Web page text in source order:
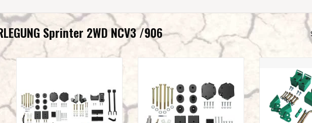
Sprinter 2WD NCV3 /906
für vorne und hinten
ZUM WARENKORB HINZUFÜGEN
Höherlegungssatz 5,1 cm (NCV3
/W906/ 2WD mit Einzelbereifung
hinten), VA
ZUM WARENKORB HINZUFÜGEN
SPRINTER VAN
cm (NCV3 /
ZUM